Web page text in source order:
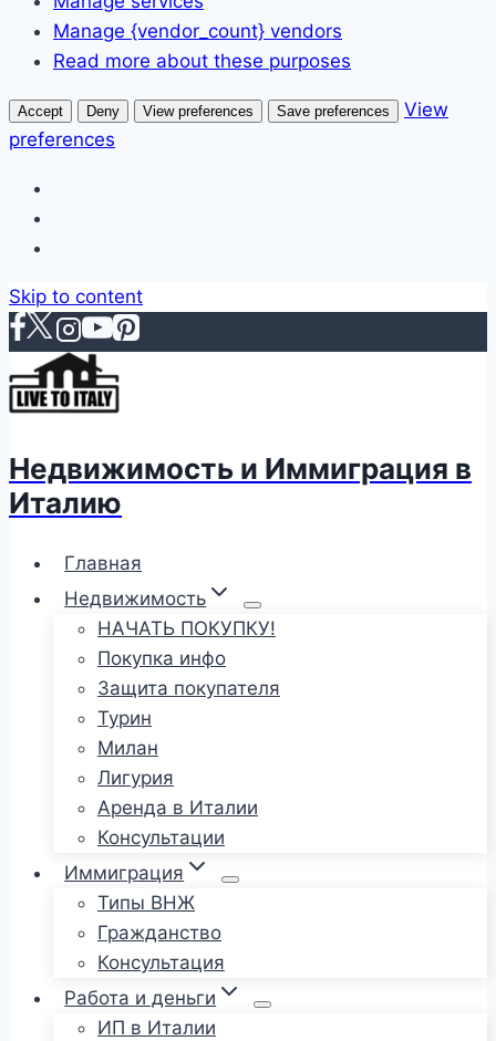
Manage {vendor_count} vendors
Read more about these purposes
Accept Deny View preferences Save preferences
View
preferences
Skip to content
Недвижимость и Иммиграция в
Италию
Главная
Недвижимость
НАЧАТЬ ПОКУПКУ!
Покупка инфо
Защита покупателя
Турин
Милан
Лигурия
Аренда в Италии
Консультации
Иммиграция
Типы ВНЖ
Гражданство
Консультация
Работа и деньги
ИП в Италии